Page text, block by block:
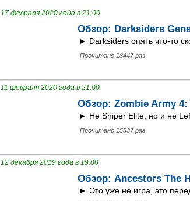
17 февраля 2020 года в 21:00
Обзор: Darksiders
► Darksiders опять что-то
Прочитано 18447 раз
11 февраля 2020 года в 21:00
Обзор: Zombie Army 4:
► Не Sniper Elite, но и не
Прочитано 15537 раз
12 декабря 2019 года в 19:00
Обзор: Ancestors The
► Это уже не игра, это